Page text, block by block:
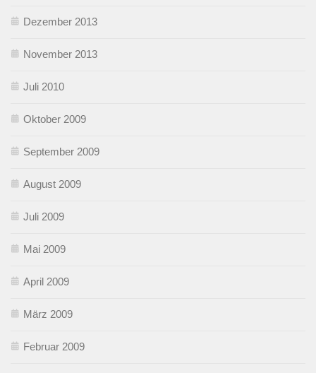
Dezember 2013
November 2013
Juli 2010
Oktober 2009
September 2009
August 2009
Juli 2009
Mai 2009
April 2009
März 2009
Februar 2009